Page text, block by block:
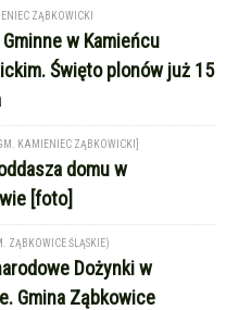
ZĄBKOWICKI
Gminne w Kamieńcu
Święto plonów już 15
KAMIENIEC ZĄBKOWICKI]
domu w
[foto]
ZĄBKOWICE ŚLĄSKIE)
Dożynki w
Gmina Ząbkowice